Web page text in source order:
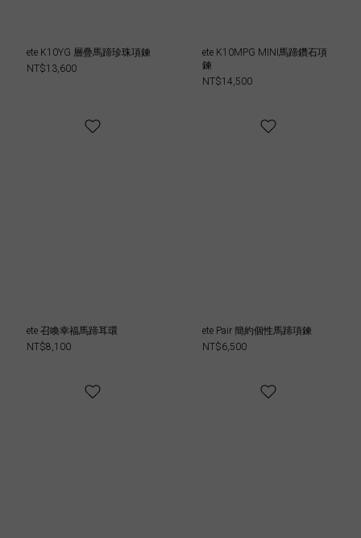
ete K10YG 層疊馬蹄珍珠項鍊
NT$13,600
ete K10MPG MINI馬蹄鑽石項
鍊
NT$14,500
ete 召喚幸福馬蹄耳環
NT$8,100
ete Pair 簡約個性馬蹄項鍊
NT$6,500